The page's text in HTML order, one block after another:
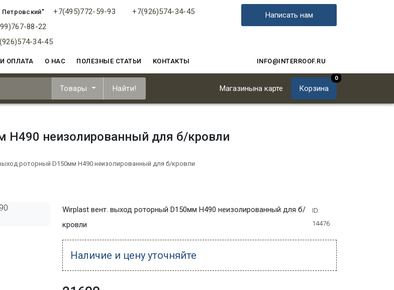
+7(495)772-59-93 +7(926)574-34-45
88-22
34-45
Написать нам
ОПЛАТА О НАС ПОЛЕЗНЫЕ СТАТЬИ КОНТАКТЫ INFO@INTERROOF.RU
Товары Найти! Магазинына карте Корзина
0
Н490 неизолированный для б/кровли
роторный D150мм Н490 неизолированный для б/кровли
Wirplast вент. выход роторный D150мм Н490 неизолированный для б/
кровли
ID:
14476
Наличие и цену уточняйте